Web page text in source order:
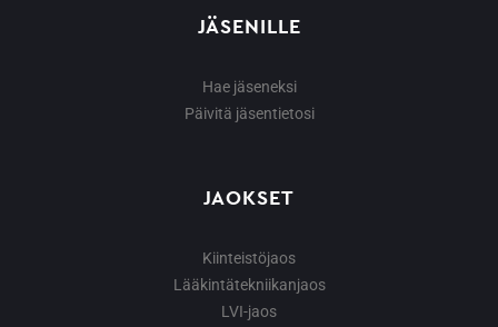
JÄSENILLE
Hae jäseneksi
Päivitä jäsentietosi
JAOKSET
Kiinteistöjaos
Lääkintätekniikanjaos
LVI-jaos